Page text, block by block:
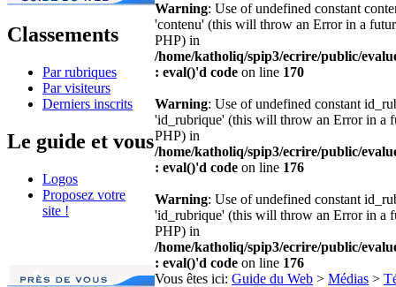
Classements
Par rubriques
Par visiteurs
Derniers inscrits
Le guide et vous
Logos
Proposez votre
site !
Warning: Use of undefined constant
'contenu' (this will throw an Error in a
PHP) in
/home/katholiq/spip3/ecrire/public/
: eval()'d code on line 170
Warning: Use of undefined constant
'id_rubrique' (this will throw an Error in a
PHP) in
/home/katholiq/spip3/ecrire/public/
: eval()'d code on line 176
Warning: Use of undefined constant
'id_rubrique' (this will throw an Error in a
PHP) in
/home/katholiq/spip3/ecrire/public/
: eval()'d code on line 176
Vous êtes ici: Guide du Web > Médias >